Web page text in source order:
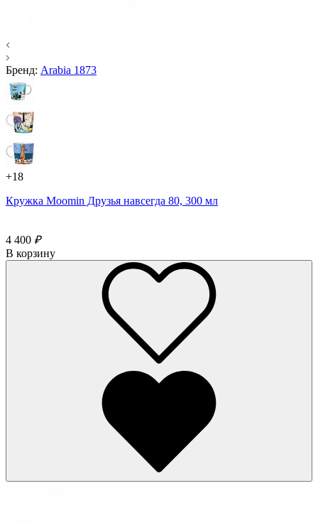
Бренд: Arabia 1873
+18
Кружка Moomin Друзья навсегда 80, 300 мл
4 400 ₽
В корзину